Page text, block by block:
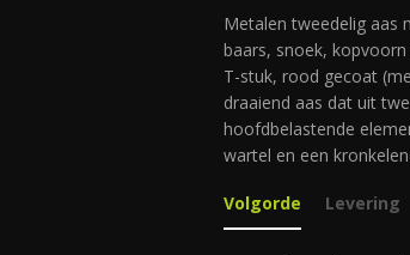
Metalen tweedelig aas
baars, snoek,
T-stuk, rood gecoat
draaiend aas dat uit
hoofdbelastende
wartel en een
Volgorde Levering